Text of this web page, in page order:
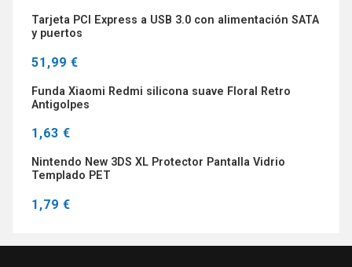
Tarjeta PCI Express a USB 3.0 con alimentación SATA
y puertos
51,99 €
Funda Xiaomi Redmi silicona suave Floral Retro
Antigolpes
1,63 €
Nintendo New 3DS XL Protector Pantalla Vidrio
Templado PET
1,79 €